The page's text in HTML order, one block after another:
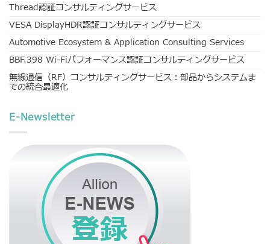
Thread認証コンサルティングサービス
VESA DisplayHDR認証コンサルティングサービス
Automotive Ecosystem & Application Consulting Services
BBF.398 Wi-Fiパフォーマンス認証コンサルティングサービス
無線通信（RF）コンサルティングサービス：部品からシステムま
での統合最適化
E-Newsletter